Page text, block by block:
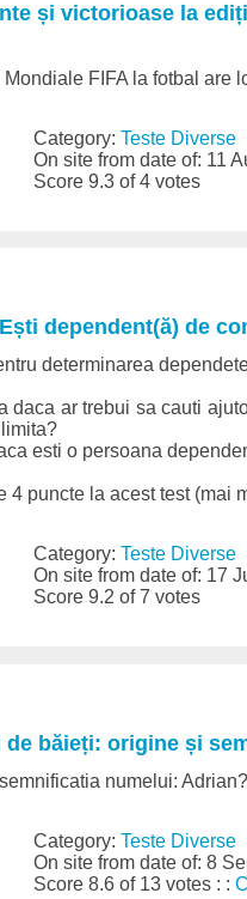
și victorioase la
FIFA la fotbal are
Category:Teste Diverse
On site from date of: 11
Score 9.3 of 4 votes
dependent(ă) de
determinarea
daca ar trebui sa cauti
esti o persoana
4 puncte la acest test (mai
Category:Teste Diverse
On site from date of: 17
Score 9.2 of 7 votes
de băieți: origine și
numelui:
Category:Teste Diverse
On site from date of: 8
Score 8.6 of 13 votes : :